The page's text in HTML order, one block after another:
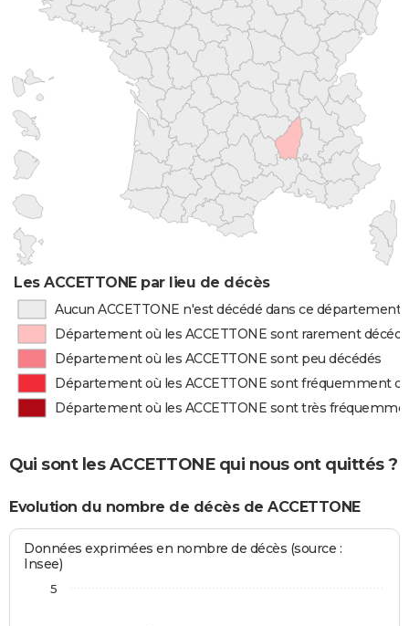
Les ACCETTONE par lieu de décès
Aucun ACCETTONE n'est décédé dans ce département
Département où les ACCETTONE sont rarement
Département où les ACCETTONE sont peu décédés
Département où les ACCETTONE sont fréquemment
Département où les ACCETTONE sont très
Qui sont les ACCETTONE qui nous ont quittés ?
Evolution du nombre de décès de ACCETTONE
Données exprimées en nombre de décès (source :
Insee)
5